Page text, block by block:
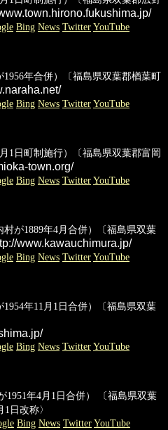
Bing News Twitter YouTube
1956年合併）〔福島県双葉郡楢葉町
Bing News Twitter YouTube
月1日町制施行）〔福島県双葉郡富岡
town.org/
Bing News Twitter YouTube
村が1889年4月合併）〔福島県双葉
www.kawauchimura.jp/
Bing News Twitter YouTube
1954年11月1日合併）〔福島県双葉
Bing News Twitter YouTube
1951年4月1日合併） 〔福島県双葉
日改称〉
Bing News Twitter YouTube